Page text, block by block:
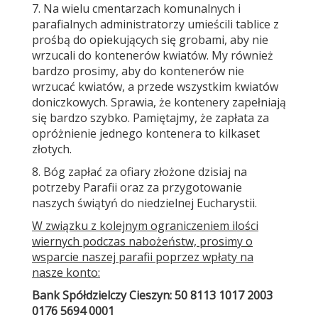
7. Na wielu cmentarzach komunalnych i
parafialnych administratorzy umieścili tablice z
prośbą do opiekujących się grobami, aby nie
wrzucali do kontenerów kwiatów. My również
bardzo prosimy, aby do kontenerów nie
wrzucać kwiatów, a przede wszystkim kwiatów
doniczkowych. Sprawia, że kontenery zapełniają
się bardzo szybko. Pamiętajmy, że zapłata za
opróżnienie jednego kontenera to kilkaset
złotych.
8. Bóg zapłać za ofiary złożone dzisiaj na
potrzeby Parafii oraz za przygotowanie
naszych świątyń do niedzielnej Eucharystii.
W związku z kolejnym ograniczeniem ilości
wiernych podczas nabożeństw, prosimy o
wsparcie naszej parafii poprzez wpłaty na
nasze konto:
Bank Spółdzielczy Cieszyn: 50 8113 1017 2003
0176 5694 0001